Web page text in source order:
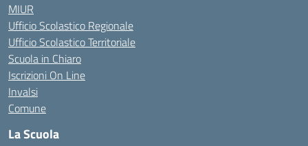
MIUR
Ufficio Scolastico Regionale
Ufficio Scolastico Territoriale
Scuola in Chiaro
Iscrizioni On Line
Invalsi
Comune
La Scuola